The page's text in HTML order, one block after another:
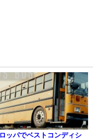
ッパでベストコンディシ